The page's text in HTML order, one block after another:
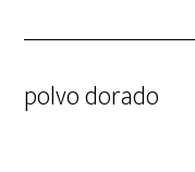
polvo dorado